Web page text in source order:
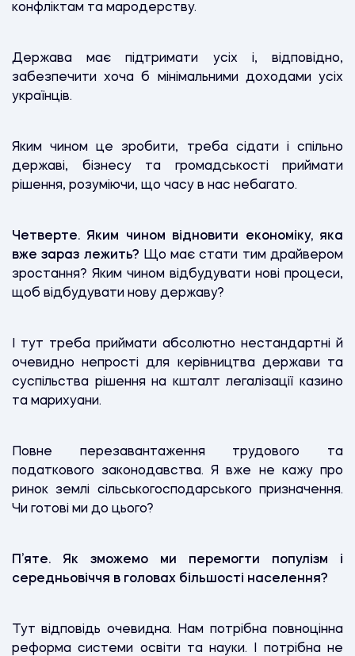
конфліктам та мародерству.
Держава має підтримати усіх і, відповідно,
забезпечити хоча б мінімальними доходами усіх
українців.
Яким чином це зробити, треба сідати і спільно
державі, бізнесу та громадськості приймати
рішення, розуміючи, що часу в нас небагато.
Четверте. Яким чином відновити економіку, яка
вже зараз лежить? Що має стати тим драйвером
зростання? Яким чином відбудувати нові процеси,
щоб відбудувати нову державу?
І тут треба приймати абсолютно нестандартні й
очевидно непрості для керівництва держави та
суспільства рішення на кшталт легалізації казино
та марихуани.
Повне перезавантаження трудового та
податкового законодавства. Я вже не кажу про
ринок землі сільськогосподарського призначення.
Чи готові ми до цього?
П’яте.
Як зможемо ми перемогти популізм і
середньовіччя в головах більшості населення?
Тут відповідь очевидна. Нам потрібна повноцінна
реформа системи освіти та науки. І потрібна не